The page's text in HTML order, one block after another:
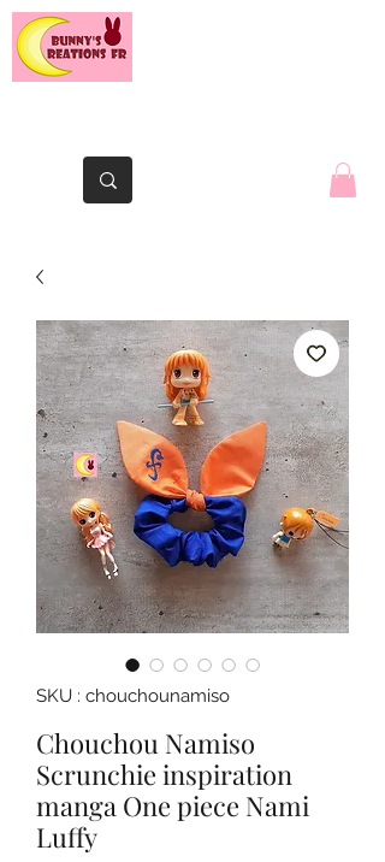
SKU : chouchounamiso
Chouchou Namiso
Scrunchie inspiration
manga One piece Nami
Luffy